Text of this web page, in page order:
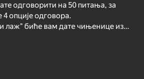
Ball
одговорити на 50 питања, за
4 опције одговора.
лаж" биће вам дате чињенице из
да пратите време!